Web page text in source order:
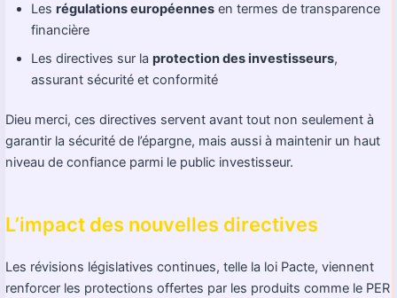
Lesrégulations européennes en termes de transparence
financière
Les directives sur laprotection des investisseurs,
assurant sécurité et conformité
Dieu merci, ces directives servent avant tout non seulement à
garantir la sécurité de l’épargne, mais aussi à maintenir un haut
niveau de confiance parmi le public investisseur.
L’impact des nouvelles directives
Les révisions législatives continues, telle la loi Pacte, viennent
renforcer les protections offertes par les produits comme le PER